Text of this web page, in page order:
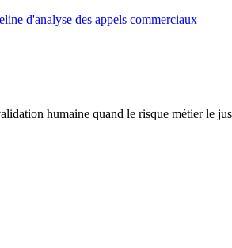
d'analyse des appels commerciaux
humaine quand le risque métier le